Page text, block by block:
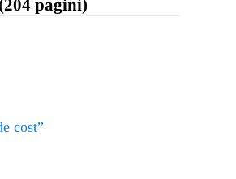
pagini)
cost”